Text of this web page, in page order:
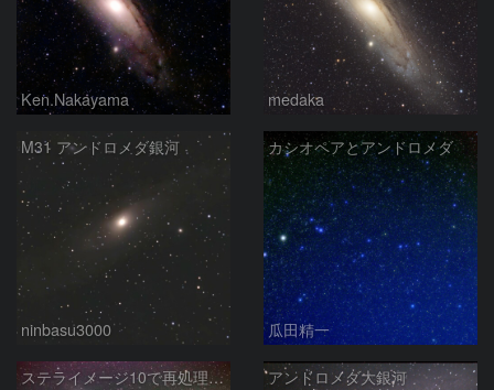
Ken.Nakayama medaka
M31 アンドロメダ銀河
ninbasu3000
カシオペアとアンドロメダ
瓜田精一
ステライメージ10で再処理したM31 アンドロメダ大銀河